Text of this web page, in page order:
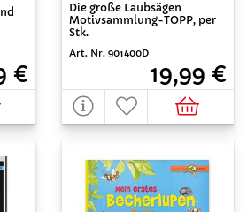
€
Die große Laubsägen
Motivsammlung-TOPP, per
Stk.
Art. Nr. 901400D
19,99 €